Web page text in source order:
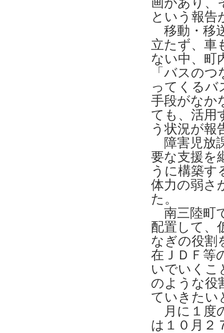
という報告
移動・移
立たず、車
ない中、町
「バスの
ってくるバ
手段がなか
ても、活用
う状況が報
障害児放
要な支援を
うに構築す
体力の弱さ
た。
南三陸町
配置して、
なぎの役割
在ＪＤＦ等
いでいくこ
のような役
ていきたい
月に１度
は１０月２